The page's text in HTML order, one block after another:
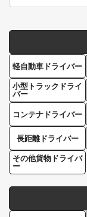
軽自動車ドライバー
小型トラックドライ
バー
コンテナドライバー
長距離ドライバー
その他貨物ドライバ
ー